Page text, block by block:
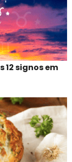
12 signos em